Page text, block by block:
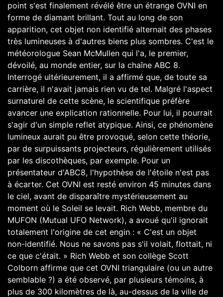
point s'est finalement révélé être un étrange OVNI en
forme de diamant brillant. Tout au long de son
apparition, cet objet non identifié alternait des phases
très lumineuses à d'autres biens plus sombres. C'est le
météorologue Sean McMullen qui l'a, le premier,
dévoilé, au monde entier, sur la chaîne ABC 8.
Interrogé ultérieurement, il a affirmé que, de toute sa
carrière, il n'avait jamais rien vu de tel. Malgré l'aspect
surnaturel de cette scène, le scientifique préfère
avancer une explication rationnelle. Pour lui, il pourrait
s'agir d'un simple reflet atypique. Ainsi, ce phénomène
lumineux aurait pu être provoqué, selon cette théorie,
par de surpuissants projecteurs, régulièrement utilisés
par les discothèques, par exemple. Pour un
présentateur d'ABC8, l'hypothèse de l'étoile n'est pas
à écarter. Cet OVNI est resté environ 45 minutes dans
le ciel, avant de disparaître mystérieusement au
moment où le Soleil se levait. Rich Webb, membre du
MUFON (Mutual UFO Network), a avoué qu'il ignorait
totalement l'origine de cet engin : « C'est un objet
non-identifié. Nous ne savons pas s'il volait, flottait, ni
ce que c'était. » Rich Webb et son collège Scott
Colborn affirme que cet OVNI triangulaire (ou un autre
semblable ?) a été observé, par plusieurs témoins, à
plus de 300 kilomètres de là, au-dessus de la ville de